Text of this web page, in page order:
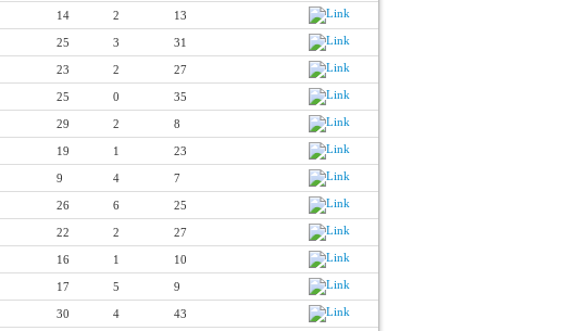
14 2 13
25 3 31
23 2 27
25 0 35
29 2 8
19 1 23
9 4 7
26 6 25
22 2 27
16 1 10
17 5 9
30 4 43